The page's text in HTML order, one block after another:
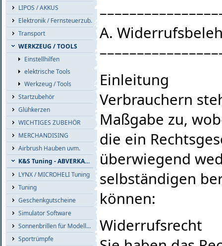
LIPOS / AKKUS
Elektronik / Fernsteuerzub.
Transport
WERKZEUG / TOOLS
Einstellhilfen
elektrische Tools
Werkzeug / Tools
Startzubehör
Glühkerzen
WICHTIGES ZUBEHÖR
MERCHANDISING
Airbrush Hauben uvm.
K&S Tuning - ABVERKAUF
LYNX / MICROHELI Tuning
Tuning
Geschenkgutscheine
Simulator Software
Sonnenbrillen für Modellflieger
Sportrümpfe
A.
Einleitung
Verbrauchern
Maßgabe zu,
die ein
überwiegend
selbständigen
können:
Widerrufsrecht